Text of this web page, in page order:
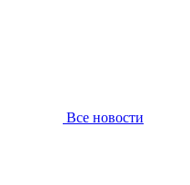
Все новости